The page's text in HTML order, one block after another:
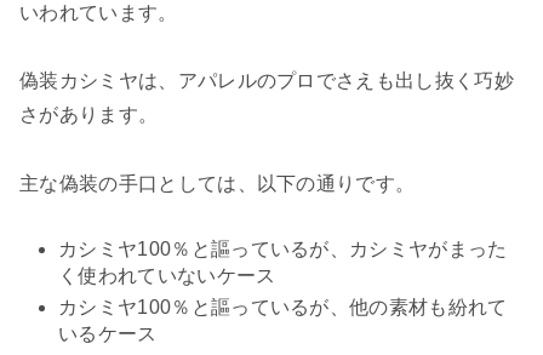
いわれています。
偽装カシミヤは、アパレルのプロでさえも出し抜く巧妙
さがあります。
主な偽装の手口としては、以下の通りです。
カシミヤ100％と謳っているが、カシミヤがまった
く使われていないケース
カシミヤ100％と謳っているが、他の素材も紛れて
いるケース